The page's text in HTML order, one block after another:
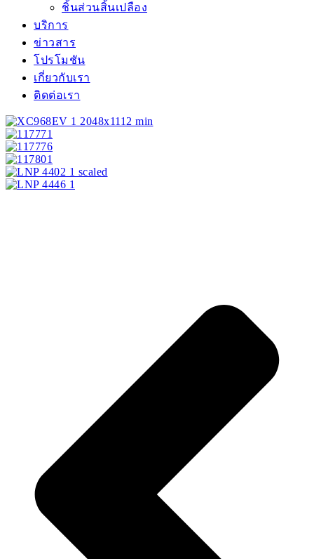
ชิ้นส่วนสิ้นเปลือง
บริการ
ข่าวสาร
โปรโมชัน
เกี่ยวกับเรา
ติดต่อเรา